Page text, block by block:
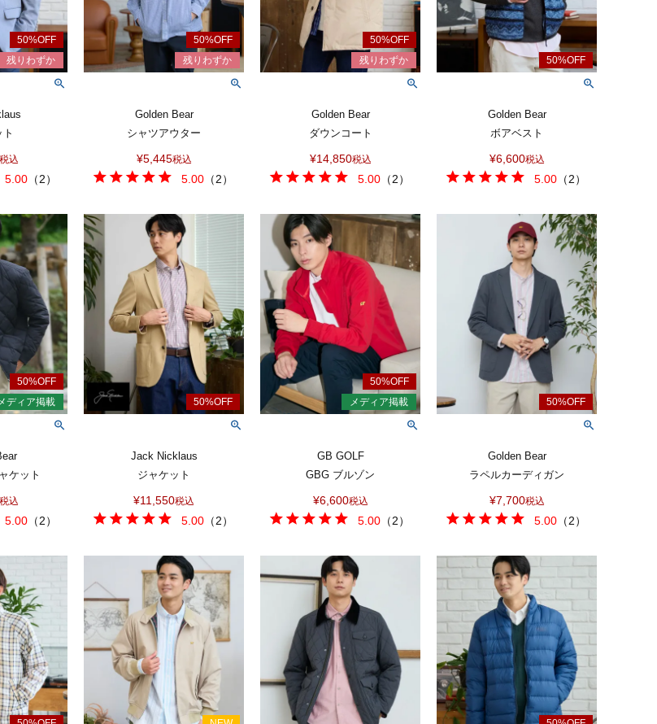
込
5.00 （2）
Golden Bear
シャツアウター
¥5,445税込
5.00 （2）
Golden Bear
ダウンコート
¥14,850税込
5.00 （2）
Golden Bear
ボアベスト
¥6,600税込
5.00 （2）
ケット
込
5.00 （2）
Jack Nicklaus
ジャケット
¥11,550税込
5.00 （2）
GB GOLF
GBG ブルゾン
¥6,600税込
5.00 （2）
Golden Bear
ラペルカーディガン
¥7,700税込
5.00 （2）